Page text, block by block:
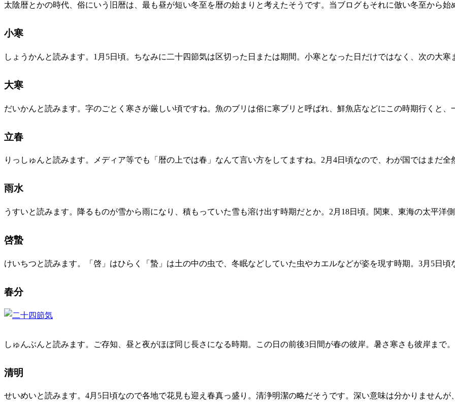
太陰暦とかの時代、俗にいう旧暦は、最も昼が短い冬至を暦の始まりと考えたそうです。当ブログもそれに倣い冬至から始
小寒
しょうかんと読みます。1月5日頃。ちなみに二十四節気は区切った日または期間。小寒となった日だけではなく、次の大寒
大寒
だいかんと読みます。字のごとく寒さが厳しい頃ですね。魚のブリは俗に寒ブリと呼ばれ、鮮魚店などにこの時期行くと、
立春
りっしゅんと読みます。メディア等でも「暦の上では春」なんて言い方をしてますね。2月4日頃なので、わが国ではまだ全
雨水
うすいと読みます。降るものが雪から雨になり、積もっていた雪も溶け出す時期だとか。2月18日頃。関東、東海の太平洋
啓蟄
けいちつと読みます。「啓」はひらく「蟄」は土の中の虫で、冬眠などしていた虫やカエルなどが姿を現す時期。3月5日頃
春分
しゅんぶんと読みます。ご存知、昼と夜がほぼ同じ長さになる時期。この日の前後3日間が春の彼岸。暑さ寒さも彼岸まで
清明
せいめいと読みます。4月5日頃なので各地で花見も迎え春真っ盛り。清浄明潔の略だそうです。深い意味は分かりませんが